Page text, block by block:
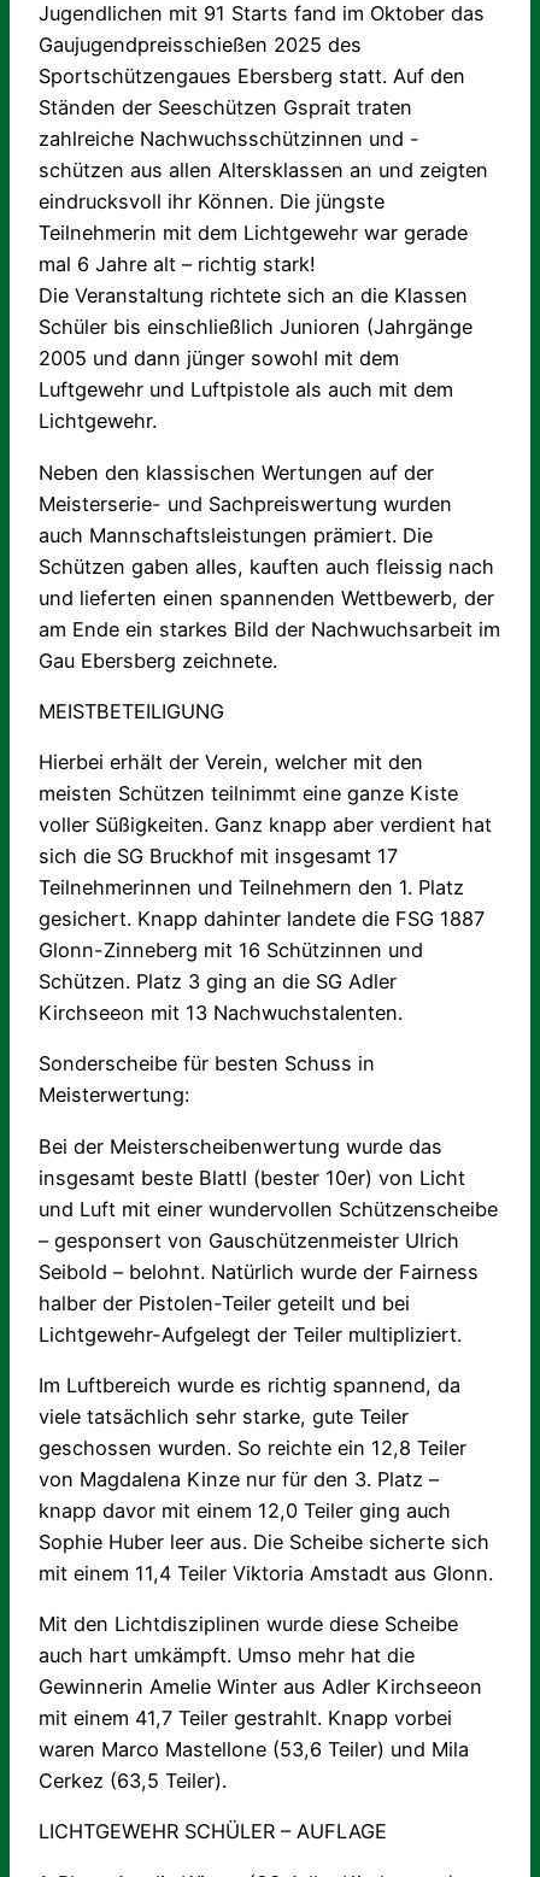
Jugendlichen mit 91 Starts fand im Oktober das
Gaujugendpreisschießen 2025 des
Sportschützengaues Ebersberg statt. Auf den
Ständen der Seeschützen Gsprait traten
zahlreiche Nachwuchsschützinnen und -
schützen aus allen Altersklassen an und zeigten
eindrucksvoll ihr Können. Die jüngste
Teilnehmerin mit dem Lichtgewehr war gerade
mal 6 Jahre alt – richtig stark!
Die Veranstaltung richtete sich an die Klassen
Schüler bis einschließlich Junioren (Jahrgänge
2005 und dann jünger sowohl mit dem
Luftgewehr und Luftpistole als auch mit dem
Lichtgewehr.
Neben den klassischen Wertungen auf der
Meisterserie- und Sachpreiswertung wurden
auch Mannschaftsleistungen prämiert. Die
Schützen gaben alles, kauften auch fleissig nach
und lieferten einen spannenden Wettbewerb, der
am Ende ein starkes Bild der Nachwuchsarbeit im
Gau Ebersberg zeichnete.
MEISTBETEILIGUNG
Hierbei erhält der Verein, welcher mit den
meisten Schützen teilnimmt eine ganze Kiste
voller Süßigkeiten. Ganz knapp aber verdient hat
sich die SG Bruckhof mit insgesamt 17
Teilnehmerinnen und Teilnehmern den 1. Platz
gesichert. Knapp dahinter landete die FSG 1887
Glonn-Zinneberg mit 16 Schützinnen und
Schützen. Platz 3 ging an die SG Adler
Kirchseeon mit 13 Nachwuchstalenten.
Sonderscheibe für besten Schuss in
Meisterwertung:
Bei der Meisterscheibenwertung wurde das
insgesamt beste Blattl (bester 10er) von Licht
und Luft mit einer wundervollen Schützenscheibe
– gesponsert von Gauschützenmeister Ulrich
Seibold – belohnt. Natürlich wurde der Fairness
halber der Pistolen-Teiler geteilt und bei
Lichtgewehr-Aufgelegt der Teiler multipliziert.
Im Luftbereich wurde es richtig spannend, da
viele tatsächlich sehr starke, gute Teiler
geschossen wurden. So reichte ein 12,8 Teiler
von Magdalena Kinze nur für den 3. Platz –
knapp davor mit einem 12,0 Teiler ging auch
Sophie Huber leer aus. Die Scheibe sicherte sich
mit einem 11,4 Teiler Viktoria Amstadt aus Glonn.
Mit den Lichtdisziplinen wurde diese Scheibe
auch hart umkämpft. Umso mehr hat die
Gewinnerin Amelie Winter aus Adler Kirchseeon
mit einem 41,7 Teiler gestrahlt. Knapp vorbei
waren Marco Mastellone (53,6 Teiler) und Mila
Cerkez (63,5 Teiler).
LICHTGEWEHR SCHÜLER – AUFLAGE